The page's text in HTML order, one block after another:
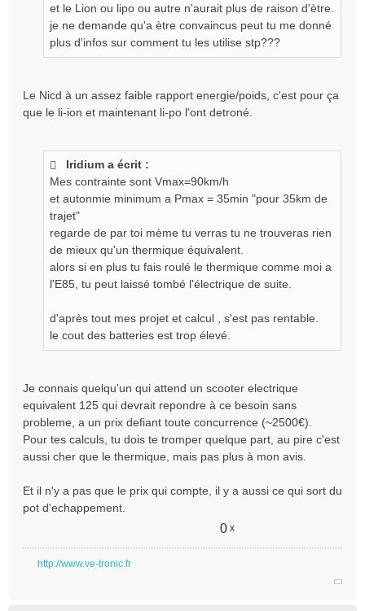
et le Lion ou lipo ou autre n'aurait plus de raison d'ètre.
je ne demande qu'a ètre convaincus peut tu me donné
plus d'infos sur comment tu les utilise stp???
Le Nicd à un assez faible rapport energie/poids, c'est pour ça
que le li-ion et maintenant li-po l'ont detroné.
Iridium a écrit :
Mes contrainte sont Vmax=90km/h
et autonmie minimum a Pmax = 35min "pour 35km de
trajet"
regarde de par toi mème tu verras tu ne trouveras rien
de mieux qu'un thermique équivalent.
alors si en plus tu fais roulé le thermique comme moi a
l'E85, tu peut laissé tombé l'électrique de suite.
d'après tout mes projet et calcul , s'est pas rentable.
le cout des batteries est trop élevé.
Je connais quelqu'un qui attend un scooter electrique
equivalent 125 qui devrait repondre à ce besoin sans
probleme, a un prix defiant toute concurrence (~2500€).
Pour tes calculs, tu dois te tromper quelque part, au pire c'est
aussi cher que le thermique, mais pas plus à mon avis.
Et il n'y a pas que le prix qui compte, il y a aussi ce qui sort du
pot d'echappement.
0 x
http://www.ve-tronic.fr